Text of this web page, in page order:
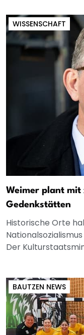
WISSENSCHAFT
Weimer plant mit
Gedenkstätten
Historische Orte
Der
BAUTZEN NEWS